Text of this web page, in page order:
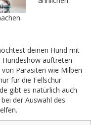
deinen Hund mit
auftreten
Parasiten wie Milben
für die Fellschur
gibt es natürlich auch
der Auswahl des